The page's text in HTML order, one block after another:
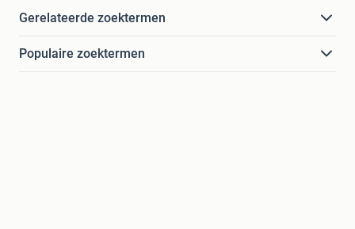
Gerelateerde zoektermen
Populaire zoektermen